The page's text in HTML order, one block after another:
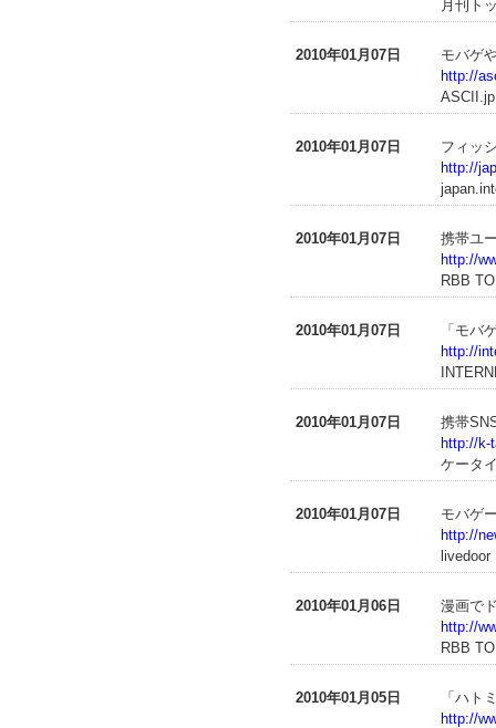
月刊ト
2010年01月07日
モバゲ
http://
ASCII.jp
2010年01月07日
フィッ
http://
2010年01月07日
携帯ユ
http://
RBB
2010年01月07日
「モバ
http://
2010年01月07日
携帯
http://k-
ケータ
2010年01月07日
モバゲ
http://
2010年01月06日
漫画で
http://
RBB
2010年01月05日
「ハト
http://